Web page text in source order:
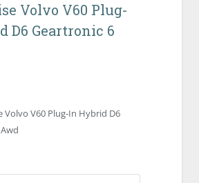
Volvo V60 Plug-
D6 Geartronic 6